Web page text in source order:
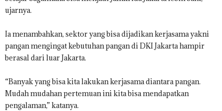
ujarnya.
Ia menambahkan, sektor yang bisa dijadikan kerjasama yakni
pangan mengingat kebutuhan pangan di DKI Jakarta hampir
berasal dari luar Jakarta.
“Banyak yang bisa kita lakukan kerjasama diantara pangan.
Mudah mudahan pertemuan ini kita bisa mendapatkan
pengalaman,” katanya.